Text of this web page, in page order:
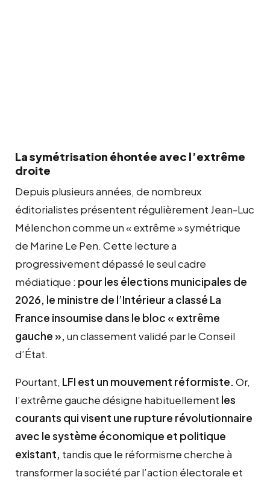
La symétrisation éhontée avec l’extrême
droite
Depuis plusieurs années, de nombreux
éditorialistes présentent régulièrement Jean-Luc
Mélenchon comme un « extrême » symétrique
de Marine Le Pen. Cette lecture a
progressivement dépassé le seul cadre
médiatique : pour les élections municipales de
2026, le ministre de l’Intérieur a classé La
France insoumise dans le bloc « extrême
gauche », un classement validé par le Conseil
d’État.
Pourtant, LFI est un mouvement réformiste. Or,
l’extrême gauche désigne habituellement les
courants qui visent une rupture révolutionnaire
avec le système économique et politique
existant, tandis que le réformisme cherche à
transformer la société par l’action électorale et